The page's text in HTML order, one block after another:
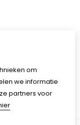
om
we informatie
partners voor